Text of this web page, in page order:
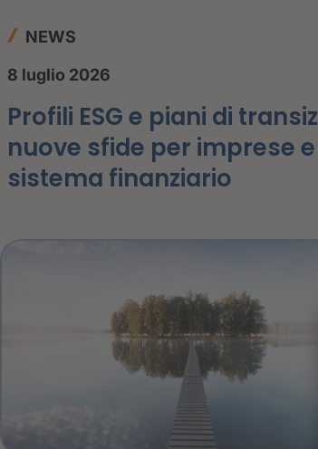
NEWS
8 luglio 2026
Profili ESG e piani di
nuove sfide per imprese e
sistema finanziario